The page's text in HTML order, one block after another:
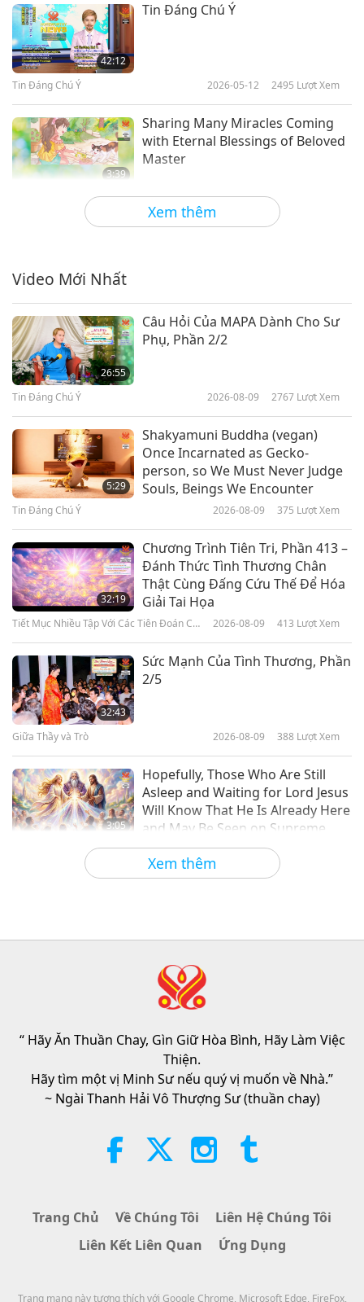
Xem thêm
42:12
Tin Đáng Chú Ý
Tin Đáng Chú Ý 2026-05-12 2495 Lượt Xem
3:39
Sharing Many Miracles Coming
with Eternal Blessings of Beloved
Master
2026-05-11 3404
0:33
Tin Đáng Chú Ý
Đây là một mẹo nhà bếp đơn giản
giúp việc sơ chế đu đủ trở nên dễ
dàng và thoải mái hơn.
36:10
Tin Đáng Chú Ý
Tin Đáng Chú Ý
Xem thêm
Video Mới Nhất
26:55
Câu Hỏi Của MAPA Dành Cho Sư
Phụ, Phần 2/2
Tin Đáng Chú Ý 2026-08-09 2767 Lượt Xem
5:29
Shakyamuni Buddha (vegan)
Once Incarnated as Gecko-
person, so We Must Never Judge
Souls, Beings We Encounter
Tin Đáng Chú Ý 2026-08-09 375 Lượt Xem
32:19
Chương Trình Tiên Tri, Phần 413 –
Đánh Thức Tình Thương Chân
Thật Cùng Đấng Cứu Thế Để Hóa
Giải Tai Họa
Tiết Mục Nhiều Tập Với Các Tiên Đoán Cổ
2026-08-09 413 Lượt Xem
32:43
Sức Mạnh Của Tình Thương, Phần
2/5
Giữa Thầy và Trò 2026-08-09 388 Lượt Xem
3:05
Hopefully, Those Who Are Still
Asleep and Waiting for Lord Jesus
Will Know That He Is Already Here
and May Be Seen on Supreme
Master Television
2026-08-08
3:40
VEG TREND NEWS FROM
June 2026 - Part 2 of 2
Tiết Mục Ngắn 2026-08-08 299Lượt Xem
38:08
There Is No Need to Be Afraid of
Negative Power When We Are
“ Hãy Ăn Thuần Chay, Gìn Giữ Hòa Bình, Hãy Làm Việc
Thiện.
Hãy tìm một vị Minh Sư nếu quý vị muốn về Nhà.”
~ Ngài Thanh Hải Vô Thượng Sư (thuần chay)
Trang Chủ Về Chúng Tôi
Liên Hệ Chúng Tôi
Liên Kết Liên Quan
Ứng Dụng
Trang mạng này tương thích với Google Chrome, Microsoft Edge, FireFox,